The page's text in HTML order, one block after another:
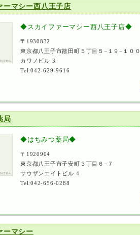
ーマシー西八王子店
◆スカイファーマシー西八王子店◆
〒1930832
東京都八王子市散田町５丁目５−１９−１００
カワノビル 3
Tel:042-629-9616
局
◆はちみつ薬局◆
〒1920904
東京都八王子市子安町３丁目６−７
サウザンエイトビル 4
Tel:042-656-0288
ーマシー